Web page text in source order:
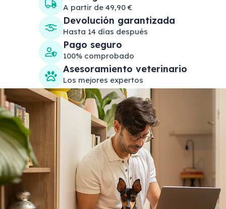
A partir de 49,90 €
Devolución garantizada
Hasta 14 días después
Pago seguro
100% comprobado
Asesoramiento veterinario
Los mejores expertos
Search products